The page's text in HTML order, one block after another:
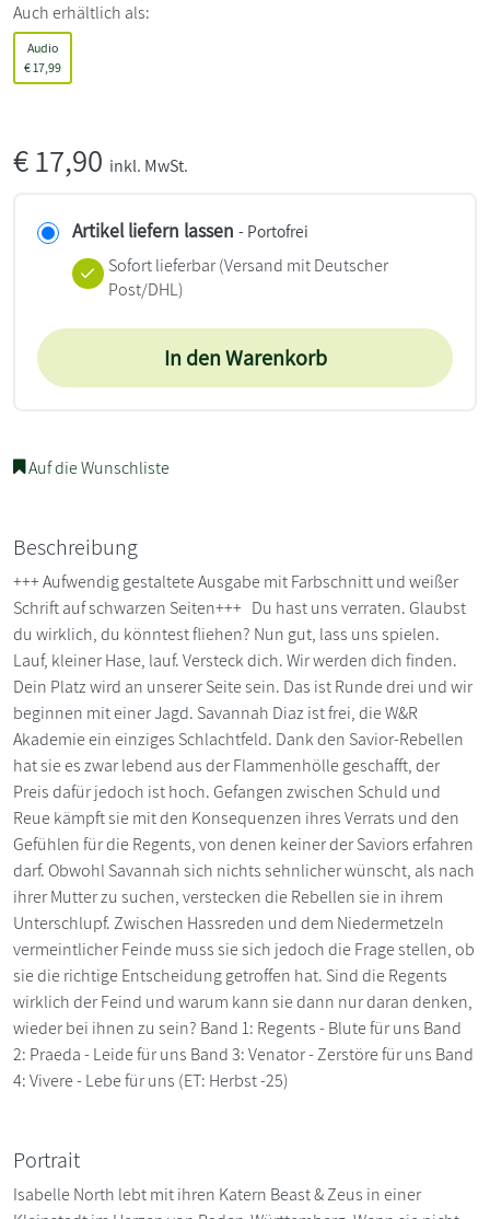
Auch erhältlich als:
Audio
€17,99
€17,90 inkl. MwSt.
Artikel liefern lassen - Portofrei
Sofort lieferbar(Versand mit Deutscher
Post/DHL)
In den Warenkorb
Auf die Wunschliste
Beschreibung
+++ Aufwendig gestaltete Ausgabe mit Farbschnitt und weißer
Schrift auf schwarzen Seiten+++ Du hast uns verraten. Glaubst
du wirklich, du könntest fliehen? Nun gut, lass uns spielen.
Lauf, kleiner Hase, lauf. Versteck dich. Wir werden dich finden.
Dein Platz wird an unserer Seite sein. Das ist Runde drei und wir
beginnen mit einer Jagd. Savannah Diaz ist frei, die W&R
Akademie ein einziges Schlachtfeld. Dank den Savior-Rebellen
hat sie es zwar lebend aus der Flammenhölle geschafft, der
Preis dafür jedoch ist hoch. Gefangen zwischen Schuld und
Reue kämpft sie mit den Konsequenzen ihres Verrats und den
Gefühlen für die Regents, von denen keiner der Saviors erfahren
darf. Obwohl Savannah sich nichts sehnlicher wünscht, als nach
ihrer Mutter zu suchen, verstecken die Rebellen sie in ihrem
Unterschlupf. Zwischen Hassreden und dem Niedermetzeln
vermeintlicher Feinde muss sie sich jedoch die Frage stellen, ob
sie die richtige Entscheidung getroffen hat. Sind die Regents
wirklich der Feind und warum kann sie dann nur daran denken,
wieder bei ihnen zu sein? Band 1: Regents - Blute für uns Band
2: Praeda - Leide für uns Band 3: Venator - Zerstöre für uns Band
4: Vivere - Lebe für uns (ET: Herbst -25)
Portrait
Isabelle North lebt mit ihren Katern Beast & Zeus in einer